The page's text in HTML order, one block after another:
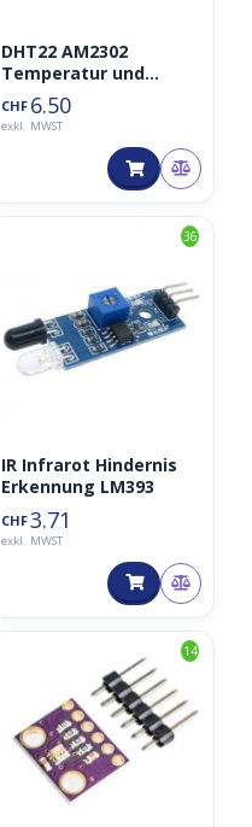
DHT22 AM2302
Temperatur und
Luftfeuchtigkeit
Sensor
CHF 6.50
exkl. MWST
36
IR Infrarot Hindernis
Erkennung LM393
CHF3.71
exkl. MWST
14